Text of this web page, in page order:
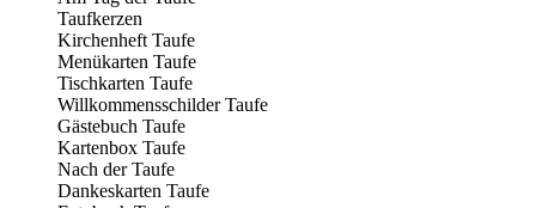
Taufkerzen
Kirchenheft Taufe
Menükarten Taufe
Tischkarten Taufe
Willkommensschilder Taufe
Gästebuch Taufe
Kartenbox Taufe
Nach der Taufe
Dankeskarten Taufe